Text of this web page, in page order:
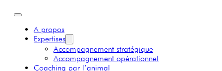
A propos
Expertises
Accompagnement stratégique
Accompagnement opérationnel
Coaching par l’animal